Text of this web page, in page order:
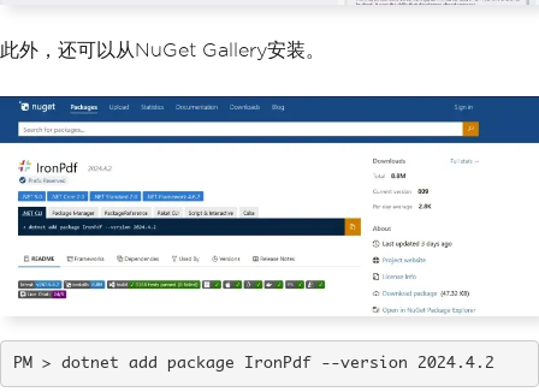
此外，还可以从NuGet Gallery安装。
dotnet add package IronPdf --version 2024.4.2